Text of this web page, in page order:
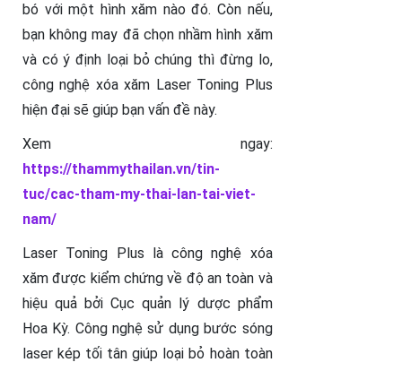
bó với một hình xăm nào đó. Còn nếu,
bạn không may đã chọn nhầm hình xăm
và có ý định loại bỏ chúng thì đừng lo,
công nghệ xóa xăm Laser Toning Plus
hiện đại sẽ giúp bạn vấn đề này.
Xem ngay:
https://thammythailan.vn/tin-
tuc/cac-tham-my-thai-lan-tai-viet-
nam/
Laser Toning Plus là công nghệ xóa
xăm được kiểm chứng về độ an toàn và
hiệu quả bởi Cục quản lý dược phẩm
Hoa Kỳ. Công nghệ sử dụng bước sóng
laser kép tối tân giúp loại bỏ hoàn toàn